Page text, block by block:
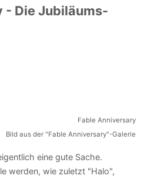
- Die Jubiläums-
Bild aus der "Fable Anniversary"-Galerie
eine gute Sache.
werden, wie zuletzt "Halo",